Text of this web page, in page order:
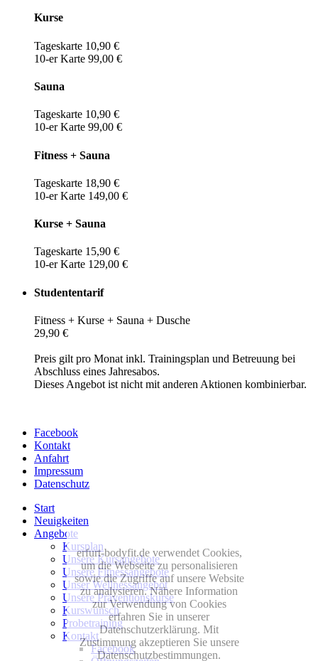
Kurse
Tageskarte 10,90 €
10-er Karte 99,00 €
Sauna
Tageskarte 10,90 €
10-er Karte 99,00 €
Fitness + Sauna
Tageskarte 18,90 €
10-er Karte 149,00 €
Kurse + Sauna
Tageskarte 15,90 €
10-er Karte 129,00 €
Studententarif
Fitness + Kurse + Sauna + Dusche
29,90 €
Preis gilt pro Monat inkl. Trainingsplan und Betreuung bei
Abschluss eines Jahresabos.
Dieses Angebot ist nicht mit anderen Aktionen kombinierbar.
Facebook
Kontakt
Anfahrt
Impressum
Datenschutz
Start
Neuigkeiten
Angebote
Kursplan
Unsere Kursangebote
Unsere Fitnessangebote
Unser Wellnessangebot
Unsere Präventionskurse
Kurswunsch
Probetraining
Kontakt
Facebook
erfurt-bodyfit.de verwendet Cookies,
um die Webseite zu personalisieren
sowie die Zugriffe auf unsere Website
zu analysieren. Nähere Information
zur Verwendung von Cookies
erfahren Sie in unserer
Datenschutzerklärung. Mit
Zustimmung akzeptieren Sie unsere
Datenschutzbestimmungen.